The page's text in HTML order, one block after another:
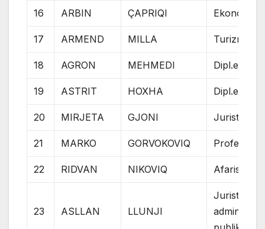
16 ARBIN ÇAPRIQI Ekonomist
17 ARMEND MILLA Turizmolog
18 AGRON MEHMEDI Dipl.ecc
19 ASTRIT HOXHA Dipl.ecc
20 MIRJETA GJONI Juriste
21 MARKO GORVOKOVIQ Profesor
22 RIDVAN NIKOVIQ Afarist
23 ASLLAN LLUNJI
Juristi i